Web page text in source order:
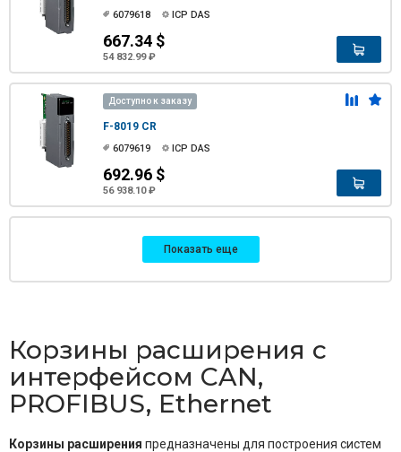
6079618 ICP DAS
667.34 $
54 832.99 ₽
Доступно к заказу
F-8019 CR
6079619 ICP DAS
692.96 $
56 938.10 ₽
Показать еще
Корзины расширения с
интерфейсом CAN,
PROFIBUS, Ethernet
Корзины расширения предназначены для построения систем